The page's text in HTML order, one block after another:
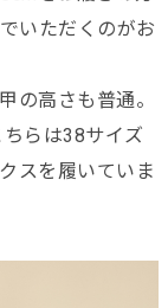
いただくのがお
の高さも普通。
らは38サイズ
スを履いていま